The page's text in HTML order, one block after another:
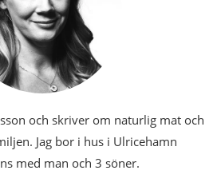
och skriver om naturlig mat och
Jag bor i hus i Ulricehamn
med man och 3 söner.